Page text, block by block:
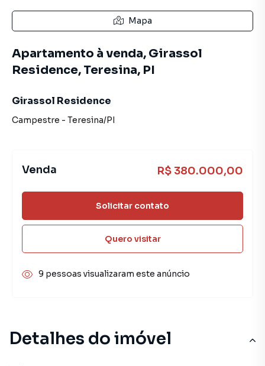
Detalhes do imóvel
Mapa
Apartamento à venda, Girassol
Residence, Teresina, PI
Girassol Residence
Campestre - Teresina/PI
Venda R$ 380.000,00
Solicitar contato
Quero visitar
9 pessoas visualizaram este anúncio